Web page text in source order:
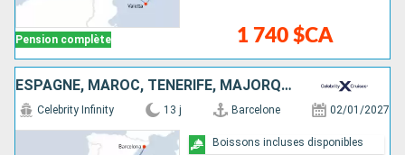
Pension complète 1 740 $CA
ESPAGNE, MAROC, TENERIFE, MAJORQUE, LANZAROTE, GIBRALTAR
Celebrity Infinity 13 j Barcelone 02/01/2027
Boissons incluses disponibles